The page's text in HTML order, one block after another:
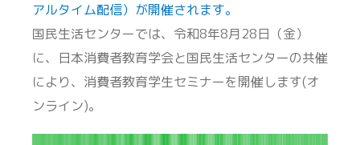
アルタイム配信）が開催されます。
国民生活センターでは、令和8年8月28日（金）
に、日本消費者教育学会と国民生活センターの共催
により、消費者教育学生セミナーを開催します(オ
ンライン)。